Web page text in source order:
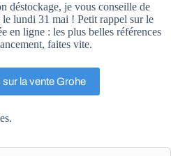
déstockage, je vous conseille de
lundi 31 mai ! Petit rappel sur le
en ligne : les plus belles références
faites vite.
la vente Grohe